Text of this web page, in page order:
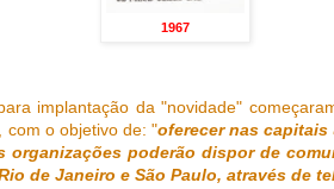
1967
implantação da "novidade"
com o objetivo de: "oferecer nas
organizações poderão dispor de
de Janeiro e São Paulo, através de